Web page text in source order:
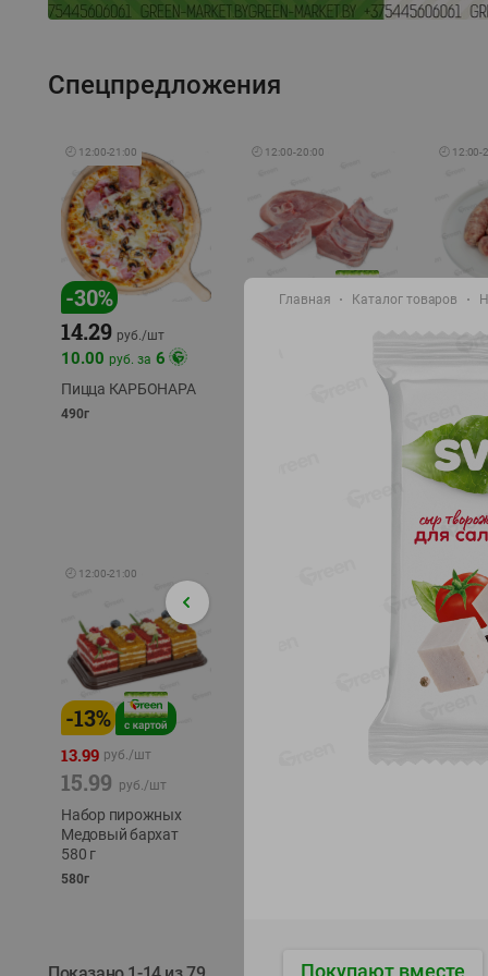
Спецпредложения
🕘 12:00-21:00
-30%
14.29 руб./шт
10.00 руб. за 6
Пицца КАРБОНАРА
490г
🕘 12:00-20:00 🕘 12:00-
-17%
9.99
11.99
охлажд
🕘 12:00-21:00
-13%
13.99 руб./шт
15.99 руб./шт
Набор пирожных
Медовый бархат
580 г
580г
Главная Каталог товаров
Покупают вместе